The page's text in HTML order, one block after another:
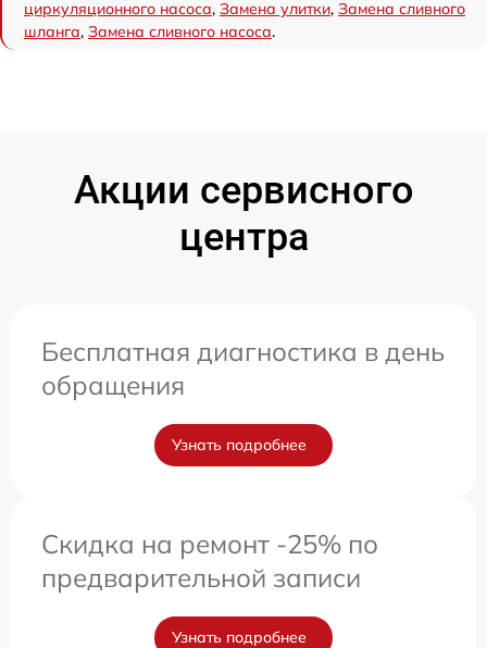
циркуляционного насоса, Замена улитки, Замена сливного
шланга, Замена сливного насоса.
Акции сервисного
центра
Бесплатная диагностика в день
обращения
Узнать подробнее
Скидка на ремонт -25% по
предварительной записи
Узнать подробнее